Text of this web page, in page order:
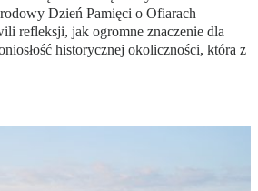
Dzień Pamięci o Ofiarach
refleksji, jak ogromne znaczenie dla
historycznej okoliczności, która z